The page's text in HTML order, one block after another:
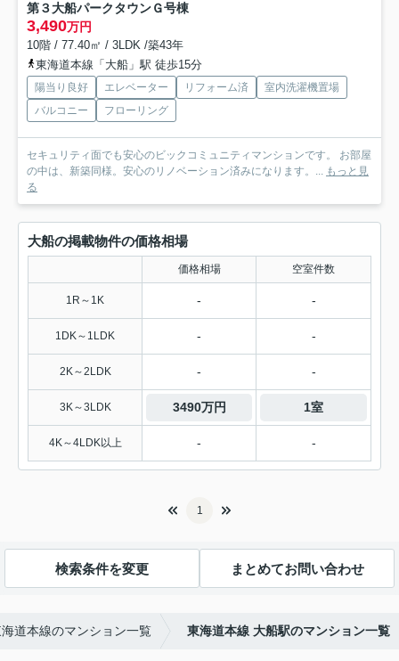
第３大船パークタウンＧ号棟
3,490万円
10階 / 77.40㎡ / 3LDK /築43年
東海道本線「大船」駅 徒歩15分
陽当り良好 エレベーター リフォーム済
室内洗濯機置場
バルコニー
フローリング
セキュリティ面でも安心のビックコミュニティマンションです。 お部屋
の中は、新築同様。安心のリノベーション済みになります。... もっと見
る
大船の掲載物件の価格相場
価格相場 空室件数
1R～1K - -
1DK～1LDK - -
2K～2LDK - -
3K～3LDK 3490万円 1室
4K～4LDK以上 - -
1
検索条件を変更 まとめてお問い合わせ
道本線のマンション一覧 東海道本線 大船駅のマンション一覧